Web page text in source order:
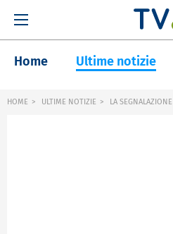
Home Ultime notizie
HOME ULTIME NOTIZIE LA